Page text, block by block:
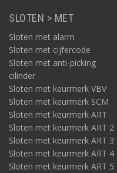
SLOTEN > MET
Sloten met alarm
Sloten met cijfercode
Sloten met anti-picking
cilinder
Sloten met keurmerk VBV
Sloten met keurmerk SCM
Sloten met keurmerk ART
Sloten met keurmerk ART 2
Sloten met keurmerk ART 3
Sloten met keurmerk ART 4
Sloten met keurmerk ART 5